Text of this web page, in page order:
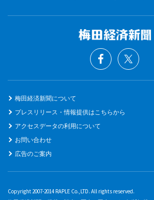
梅田経済新聞について
プレスリリース・情報提供はこちらから
アクセスデータの利用について
お問い合わせ
広告のご案内
Copyright 2007-2014 RAPLE Co.,LTD. All rights reserved.